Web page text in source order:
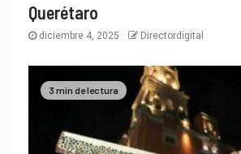
Querétaro
diciembre 4, 2025 Directordigital
3 min de lectura